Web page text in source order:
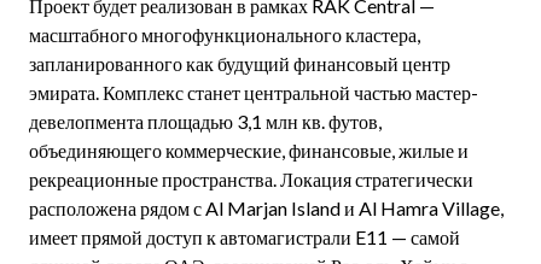
Проект будет реализован в рамках RAK Central —
масштабного многофункционального кластера,
запланированного как будущий финансовый центр
эмирата. Комплекс станет центральной частью мастер-
девелопмента площадью 3,1 млн кв. футов,
объединяющего коммерческие, финансовые, жилые и
рекреационные пространства. Локация стратегически
расположена рядом с Al Marjan Island и Al Hamra Village,
имеет прямой доступ к автомагистрали E11 — самой